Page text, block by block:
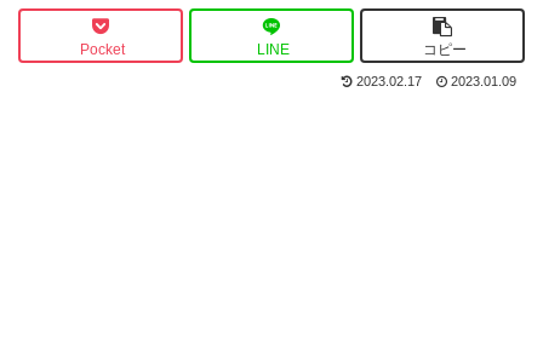
Pocket LINE コピー
2023.02.17 2023.01.09